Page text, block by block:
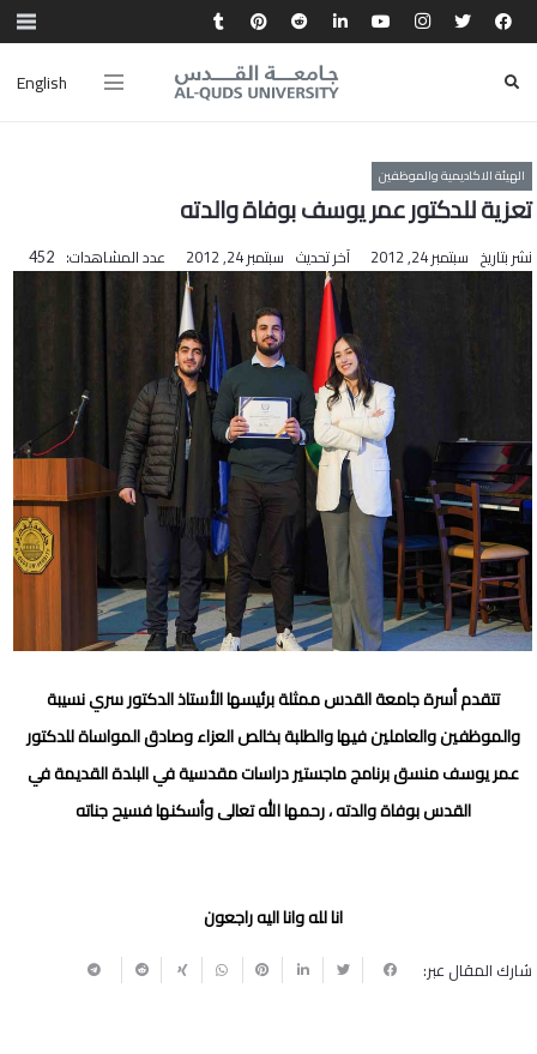
English
الهيئة الاكاديمية والموظفين
تعزية للدكتور عمر يوسف بوفاة والدته
نشر بتاريخ سبتمبر 24, 2012 آخر تحديث سبتمبر 24, 2012 عدد المشاهدات: 452
تتقدم أسرة جامعة القدس ممثلة برئيسها الأستاذ الدكتور سري نسيبة
والموظفين والعاملين فيها والطلبة بخالص العزاء وصادق المواساة للدكتور
عمر يوسف منسق برنامج ماجستير دراسات مقدسية في البلدة القديمة في
القدس بوفاة والدته ، رحمها الله تعالى وأسكنها فسيح جناته
انا لله وانا اليه راجعون
شارك المقال عبر: